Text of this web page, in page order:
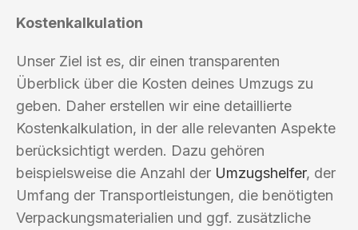
Kostenkalkulation
Unser Ziel ist es, dir einen transparenten
Überblick über die Kosten deines Umzugs zu
geben. Daher erstellen wir eine detaillierte
Kostenkalkulation, in der alle relevanten Aspekte
berücksichtigt werden. Dazu gehören
beispielsweise die Anzahl der Umzugshelfer, der
Umfang der Transportleistungen, die benötigten
Verpackungsmaterialien und ggf. zusätzliche